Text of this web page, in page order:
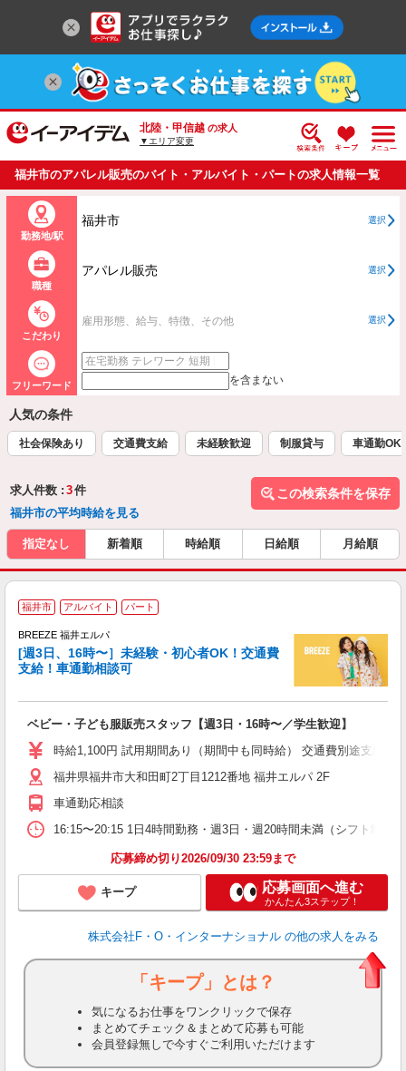
北陸・甲信越 の求人
▼エリア変更
福井市のアパレル販売のバイト・アルバイト・パートの求人情報一覧
勤務地/駅
福井市 選択
職種
アパレル販売 選択
こだわり
雇用形態、給与、特徴、その他 選択
フリーワード を含まない
人気の条件
社会保険あり 交通費支給 未経験歓迎 制服貸与 車通勤OK
求人件数 : 3件
福井市の平均時給を見る
この検索条件を保存
指定なし 新着順 時給順 日給順 月給順
福井市 アルバイト パート
BREEZE 福井エルパ
[週3日、16時〜］未経験・初心者OK！交通費
支給！車通勤相談可
ベビー・子ども服販売スタッフ【週3日・16時〜／学生歓迎】
時給1,100円 試用期間あり（期間中も同時給） 交通費別途支給
福井県福井市大和田町2丁目1212番地 福井エルパ 2F
車通勤応相談
16:15〜20:15 1日4時間勤務・週3日・週20時間未満（シフト
応募締め切り2026/09/30 23:59まで
キープ 応募画面へ進む
かんたん3ステップ！
株式会社F・O・インターナショナル の他の求人をみる
「キープ」とは？
気になるお仕事をワンクリックで保存
まとめてチェック＆まとめて応募も可能
会員登録無しで今すぐご利用いただけます